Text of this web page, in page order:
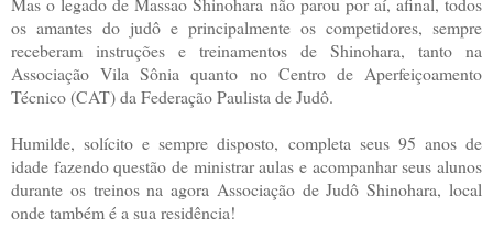
os amantes do judô e principalmente os competidores, sempre
receberam instruções e treinamentos de Shinohara, tanto na
Associação Vila Sônia quanto no Centro de Aperfeiçoamento
Técnico (CAT) da Federação Paulista de Judô.
Humilde, solícito e sempre disposto, completa seus 95 anos de
idade fazendo questão de ministrar aulas e acompanhar seus alunos
durante os treinos na agora Associação de Judô Shinohara, local
onde também é a sua residência!